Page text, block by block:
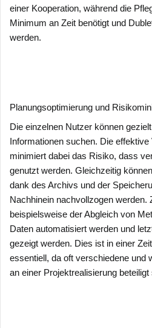
einer Kooperation, während die
Minimum an Zeit benötigt und
werden.
Planungsoptimierung und
Die einzelnen Nutzer können
Informationen suchen. Die
minimiert dabei das Risiko, dass
genutzt werden. Gleichzeitig
dank des Archivs und der
Nachhinein nachvollzogen werden.
beispielsweise der Abgleich von
Daten automatisiert werden und
gezeigt werden. Dies ist in einer
essentiell, da oft verschiedene und
an einer Projektrealisierung beteiligt